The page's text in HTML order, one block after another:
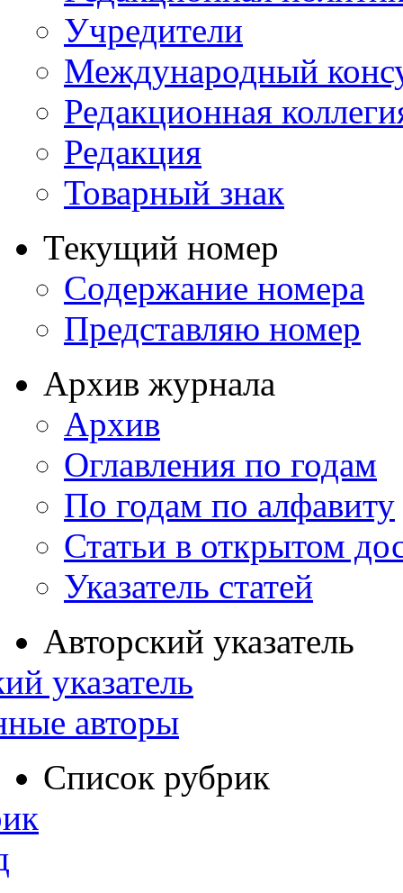
Учредители
Международный
Редакционная
Редакция
Товарный знак
Текущий номер
Содержание номера
Представляю номер
Архив журнала
Архив
Оглавления по годам
По годам по алфавиту
Статьи в открытом
Указатель статей
Авторский указатель
указатель
авторы
Список рубрик